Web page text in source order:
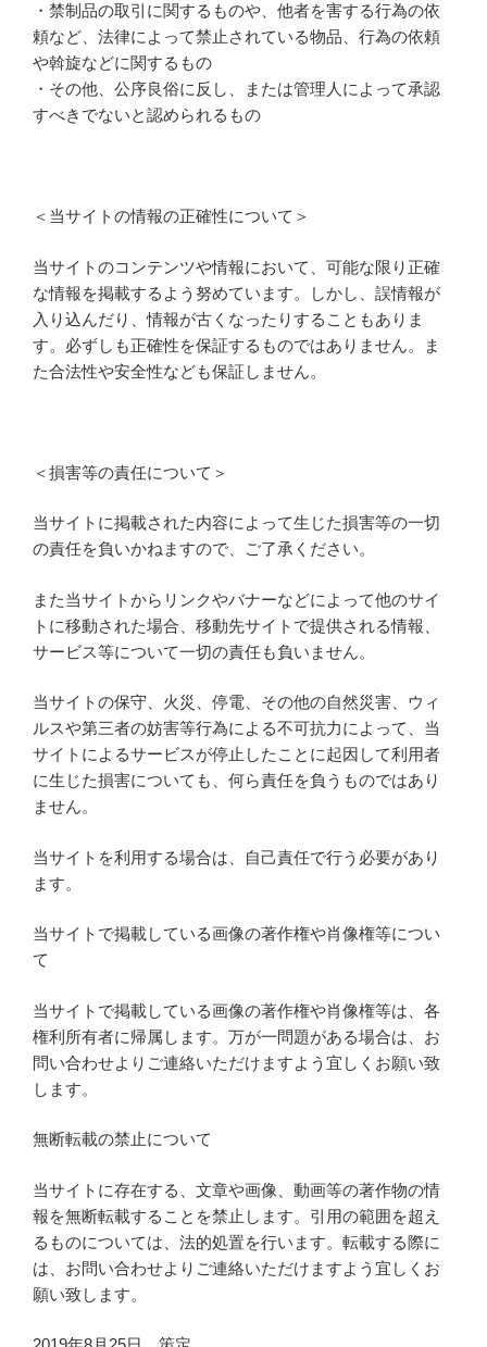
・禁制品の取引に関するものや、他者を害する行為の依
頼など、法律によって禁止されている物品、行為の依頼
や斡旋などに関するもの
・その他、公序良俗に反し、または管理人によって承認
すべきでないと認められるもの
＜当サイトの情報の正確性について＞
当サイトのコンテンツや情報において、可能な限り正確
な情報を掲載するよう努めています。しかし、誤情報が
入り込んだり、情報が古くなったりすることもありま
す。必ずしも正確性を保証するものではありません。ま
た合法性や安全性なども保証しません。
＜損害等の責任について＞
当サイトに掲載された内容によって生じた損害等の一切
の責任を負いかねますので、ご了承ください。
また当サイトからリンクやバナーなどによって他のサイ
トに移動された場合、移動先サイトで提供される情報、
サービス等について一切の責任も負いません。
当サイトの保守、火災、停電、その他の自然災害、ウィ
ルスや第三者の妨害等行為による不可抗力によって、当
サイトによるサービスが停止したことに起因して利用者
に生じた損害についても、何ら責任を負うものではあり
ません。
当サイトを利用する場合は、自己責任で行う必要があり
ます。
当サイトで掲載している画像の著作権や肖像権等につい
て
当サイトで掲載している画像の著作権や肖像権等は、各
権利所有者に帰属します。万が一問題がある場合は、お
問い合わせよりご連絡いただけますよう宜しくお願い致
します。
無断転載の禁止について
当サイトに存在する、文章や画像、動画等の著作物の情
報を無断転載することを禁止します。引用の範囲を超え
るものについては、法的処置を行います。転載する際に
は、お問い合わせよりご連絡いただけますよう宜しくお
願い致します。